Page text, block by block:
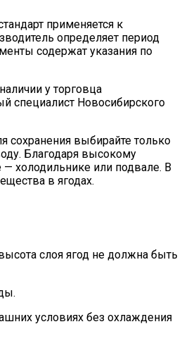
применяется к
определяет период
содержат указания по
у торговца
специалист Новосибирского
сохранения выбирайте только
Благодаря высокому
— холодильнике или подвале. В
в ягодах.
слоя ягод не должна быть
условиях без охлаждения